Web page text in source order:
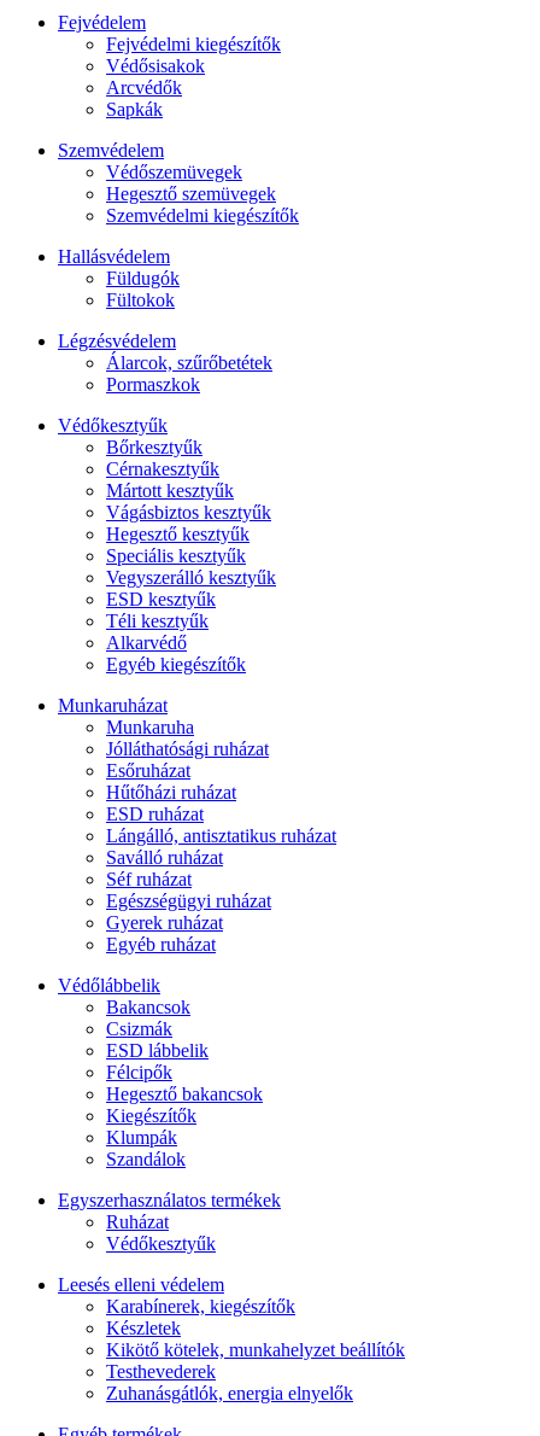
Fejvédelem
Fejvédelmi kiegészítők
Védősisakok
Arcvédők
Sapkák
Szemvédelem
Védőszemüvegek
Hegesztő szemüvegek
Szemvédelmi kiegészítők
Hallásvédelem
Füldugók
Fültokok
Légzésvédelem
Álarcok, szűrőbetétek
Pormaszkok
Védőkesztyűk
Bőrkesztyűk
Cérnakesztyűk
Mártott kesztyűk
Vágásbiztos kesztyűk
Hegesztő kesztyűk
Speciális kesztyűk
Vegyszerálló kesztyűk
ESD kesztyűk
Téli kesztyűk
Alkarvédő
Egyéb kiegészítők
Munkaruházat
Munkaruha
Jólláthatósági ruházat
Esőruházat
Hűtőházi ruházat
ESD ruházat
Lángálló, antisztatikus ruházat
Saválló ruházat
Séf ruházat
Egészségügyi ruházat
Gyerek ruházat
Egyéb ruházat
Védőlábbelik
Bakancsok
Csizmák
ESD lábbelik
Félcipők
Hegesztő bakancsok
Kiegészítők
Klumpák
Szandálok
Egyszerhasználatos termékek
Ruházat
Védőkesztyűk
Leesés elleni védelem
Karabínerek, kiegészítők
Készletek
Kikötő kötelek, munkahelyzet beállítók
Testhevederek
Zuhanásgátlók, energia elnyelők